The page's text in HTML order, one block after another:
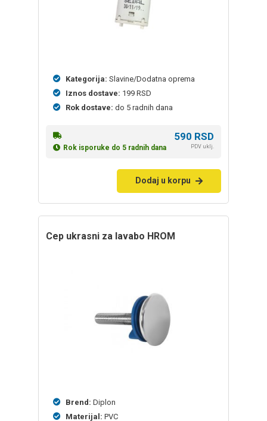
Kategorija: Slavine/Dodatna oprema
Iznos dostave: 199 RSD
Rok dostave: do 5 radnih dana
Rok isporuke do 5 radnih dana
590 RSD
PDV uklj.
Dodaj u korpu
cep ukrasni za lavabo HROM
Brend: Diplon
Materijal: PVC